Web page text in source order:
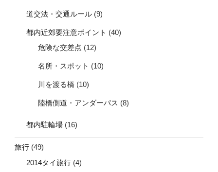
道交法・交通ルール (9)
都内近郊要注意ポイント (40)
危険な交差点 (12)
名所・スポット (10)
川を渡る橋 (10)
陸橋側道・アンダーパス (8)
都内駐輪場 (16)
旅行 (49)
2014タイ旅行 (4)